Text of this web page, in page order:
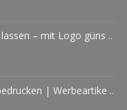
– mit Logo güns ..
| Werbeartike ..